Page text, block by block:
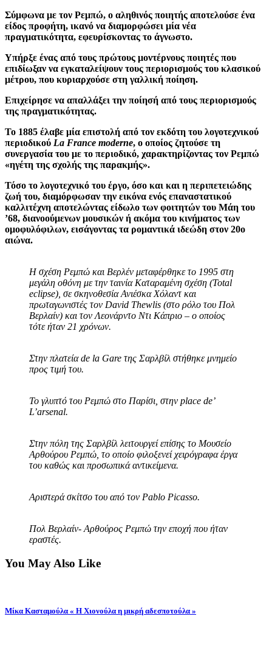
Σύμφωνα με τον Ρεμπώ, ο αληθινός ποιητής αποτελούσε ένα
είδος προφήτη, ικανό να διαμορφώσει μία νέα
πραγματικότητα, εφευρίσκοντας το άγνωστο.
Υπήρξε ένας από τους πρώτους μοντέρνους ποιητές που
επιδίωξαν να εγκαταλείψουν τους περιορισμούς του κλασικού
μέτρου, που κυριαρχούσε στη γαλλική ποίηση.
Επιχείρησε να απαλλάξει την ποίησή από τους περιορισμούς
της πραγματικότητας.
Το 1885 έλαβε μία επιστολή από τον εκδότη του λογοτεχνικού
περιοδικού La France moderne, ο οποίος ζητούσε τη
συνεργασία του με το περιοδικό, χαρακτηρίζοντας τον Ρεμπώ
«ηγέτη της σχολής της παρακμής».
Τόσο το λογοτεχνικό του έργο, όσο και και η περιπετειώδης
ζωή του, διαμόρφωσαν την εικόνα ενός επαναστατικού
καλλιτέχνη αποτελώντας είδωλο των φοιτητών του Μάη του
’68, διανοούμενων μουσικών ή ακόμα του κινήματος των
ομοφυλόφιλων, εισάγοντας τα ρομαντικά ιδεώδη στον 20ο
αιώνα.
Η σχέση Ρεμπώ και Βερλέν μεταφέρθηκε το 1995 στη
μεγάλη οθόνη με την ταινία Καταραμένη σχέση (Total
eclipse), σε σκηνοθεσία Ανιέσκα Χόλαντ και
πρωταγωνιστές τον David Thewlis (στο ρόλο του Πολ
Βερλαίν) και τον Λεονάρντο Ντι Κάπριο – ο οποίος
τότε ήταν 21 χρόνων.
Στην πλατεία de la Gare της Σαρλβίλ στήθηκε μνημείο
προς τιμή του.
Το γλυπτό του Ρεμπώ στο Παρίσι, στην place de’
L’arsenal.
Στην πόλη της Σαρλβίλ λειτουργεί επίσης το Μουσείο
Αρθούρου Ρεμπώ, το οποίο φιλοξενεί χειρόγραφα έργα
του καθώς και προσωπικά αντικείμενα.
Αριστερά σκίτσο του από τον Pablo Picasso.
Πολ Βερλαίν- Αρθούρος Ρεμπώ την εποχή που ήταν
εραστές.
You May Also Like
Μίκα Κασταμούλα « Η Χιονούλα η μικρή αδεσποτούλα »